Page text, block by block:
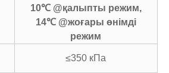
10℃ @қалыпты режим,
14℃ @жоғары өнімді
режим
≤350 кПа